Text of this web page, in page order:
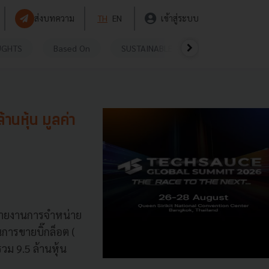
ส่งบทความ TH EN เข้าสู่ระบบ
Based On SUSTAINABLE
นหุ้น มูลค่า
งานการจำหน่าย
ารขายบิ๊กล็อต (
วม 9.5 ล้านหุ้น